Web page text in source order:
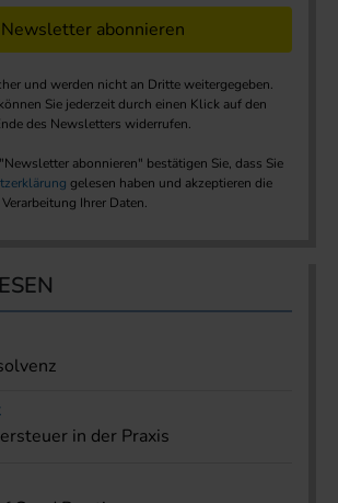
Newsletter abonnieren
und werden nicht an Dritte weitergegeben.
Sie jederzeit durch einen Klick auf den
des Newsletters widerrufen.
abonnieren" bestätigen Sie, dass Sie
gelesen haben und akzeptieren die
Ihrer Daten.
in der Praxis